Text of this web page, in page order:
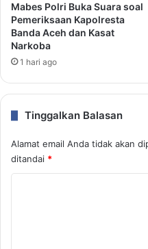
Mabes Polri Buka Suara soal
Pemeriksaan Kapolresta
Banda Aceh dan Kasat
Narkoba
1 hari ago
Tinggalkan Balasan
Alamat email Anda tidak akan
ditandai *